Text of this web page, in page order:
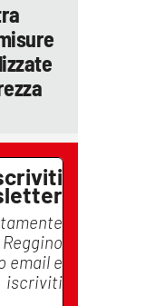
Reggino
email e
iscriviti